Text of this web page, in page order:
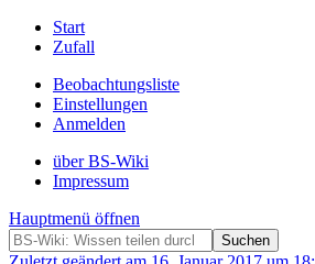
Start
Zufall
Beobachtungsliste
Einstellungen
Anmelden
über BS-Wiki
Impressum
Hauptmenü öffnen